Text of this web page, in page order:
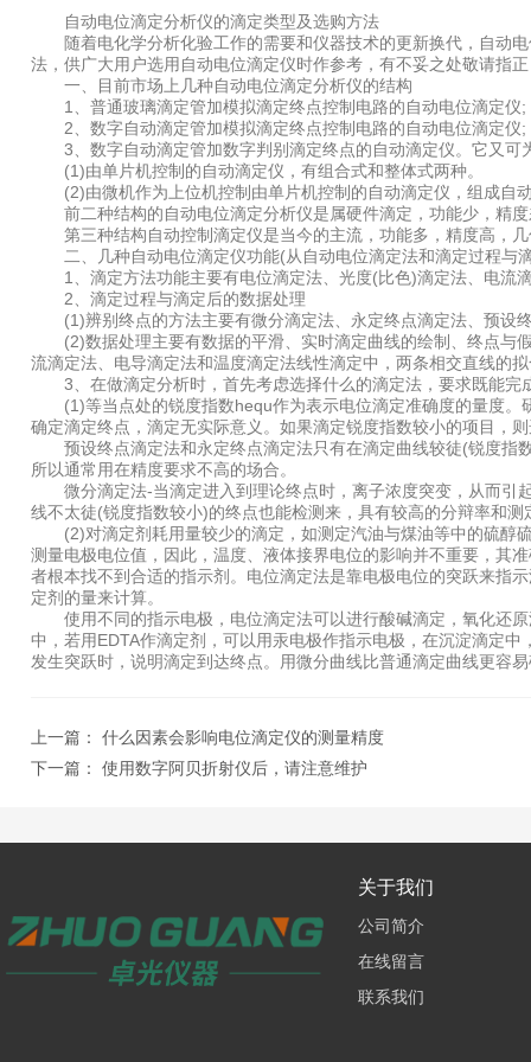
自动电位滴定分析仪的滴定类型及选购方法
随着电化学分析化验工作的需要和仪器技术的更新换代，自动电
法，供广大用户选用自动电位滴定仪时作参考，有不妥之处敬请指
一、目前市场上几种自动电位滴定分析仪的结构
1、普通玻璃滴定管加模拟滴定终点控制电路的自动电位滴定仪;
2、数字自动滴定管加模拟滴定终点控制电路的自动电位滴定仪;
3、数字自动滴定管加数字判别滴定终点的自动滴定仪。它又可
(1)由单片机控制的自动滴定仪，有组合式和整体式两种。
(2)由微机作为上位机控制由单片机控制的自动滴定仪，组成自
前二种结构的自动电位滴定分析仪是属硬件滴定，功能少，精度
第三种结构自动控制滴定仪是当今的主流，功能多，精度高，
二、几种自动电位滴定仪功能(从自动电位滴定法和滴定过程与
1、滴定方法功能主要有电位滴定法、光度(比色)滴定法、电流
2、滴定过程与滴定后的数据处理
(1)辨别终点的方法主要有微分滴定法、永定终点滴定法、预设
(2)数据处理主要有数据的平滑、实时滴定曲线的绘制、终点与
流滴定法、电导滴定法和温度滴定法线性滴定中，两条相交直线的
3、在做滴定分析时，首先考虑选择什么的滴定法，要求既能完
(1)等当点处的锐度指数hequ作为表示电位滴定准确度的量度。
确定滴定终点，滴定无实际意义。如果滴定锐度指数较小的项目，
预设终点滴定法和永定终点滴定法只有在滴定曲线较徒(锐度指
所以通常用在精度要求不高的场合。
微分滴定法-当滴定进入到理论终点时，离子浓度突变，从而引
线不太徒(锐度指数较小)的终点也能检测来，具有较高的分辩率和测
(2)对滴定剂耗用量较少的滴定，如测定汽油与煤油等中的硫醇
测量电极电位值，因此，温度、液体接界电位的影响并不重要，其
者根本找不到合适的指示剂。电位滴定法是靠电极电位的突跃来指
定剂的量来计算。
使用不同的指示电极，电位滴定法可以进行酸碱滴定，氧化还原
中，若用EDTA作滴定剂，可以用汞电极作指示电极，在沉淀滴定
发生突跃时，说明滴定到达终点。用微分曲线比普通滴定曲线更容
上一篇： 什么因素会影响电位滴定仪的测量精度
下一篇： 使用数字阿贝折射仪后，请注意维护
关于我们
公司简介
在线留言
联系我们